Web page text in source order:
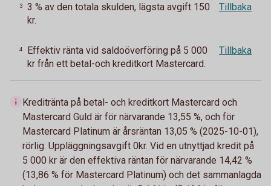
3
3 % av den totala skulden, lägsta avgift 150
kr.
Tillbaka
4
Effektiv ränta vid saldoöverföring på 5 000
kr från ett betal-och kreditkort Mastercard.
Tillbaka
Kreditränta på betal- och kreditkort Mastercard och
Mastercard Guld är för närvarande 13,55 %, och för
Mastercard Platinum är årsräntan 13,05 % (2025-10-01),
rörlig. Uppläggningsavgift 0kr. Vid en utnyttjad kredit på
5 000 kr är den effektiva räntan för närvarande 14,42 %
(13,86 % för Mastercard Platinum) och det sammanlagda